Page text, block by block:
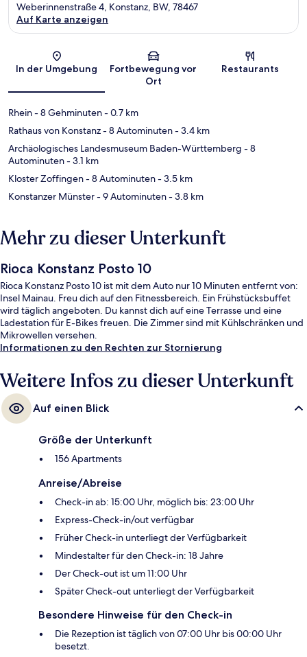
Karte
Weberinnenstraße 4, Konstanz, BW, 78467
Auf Karte anzeigen
In der Umgebung
Fortbewegung vor
Ort
Restaurants
Rhein- 8 Gehminuten- 0.7 km
Rathaus von Konstanz- 8 Autominuten- 3.4 km
Archäologisches Landesmuseum Baden-Württemberg - 8
Autominuten- 3.1 km
Kloster Zoffingen- 8 Autominuten- 3.5 km
Konstanzer Münster- 9 Autominuten- 3.8 km
Mehr zu dieser Unterkunft
Rioca Konstanz Posto 10
Rioca Konstanz Posto 10 ist mit dem Auto nur 10 Minuten entfernt von:
Insel Mainau. Freu dich auf den Fitnessbereich. Ein Frühstücksbuffet
wird täglich angeboten. Du kannst dich auf eine Terrasse und eine
Ladestation für E-Bikes freuen. Die Zimmer sind mit Kühlschränken und
Mikrowellen versehen.
Informationen zu den Rechten zur Stornierung
Weitere Infos zu dieser Unterkunft
Auf einen Blick
Größe der Unterkunft
156 Apartments
Anreise/Abreise
Check-in ab: 15:00 Uhr, möglich bis: 23:00 Uhr
Express-Check-in/out verfügbar
Früher Check-in unterliegt der Verfügbarkeit
Mindestalter für den Check-in: 18 Jahre
Der Check-out ist um 11:00 Uhr
Später Check-out unterliegt der Verfügbarkeit
Besondere Hinweise für den Check-in
Die Rezeption ist täglich von 07:00 Uhr bis 00:00 Uhr
besetzt.